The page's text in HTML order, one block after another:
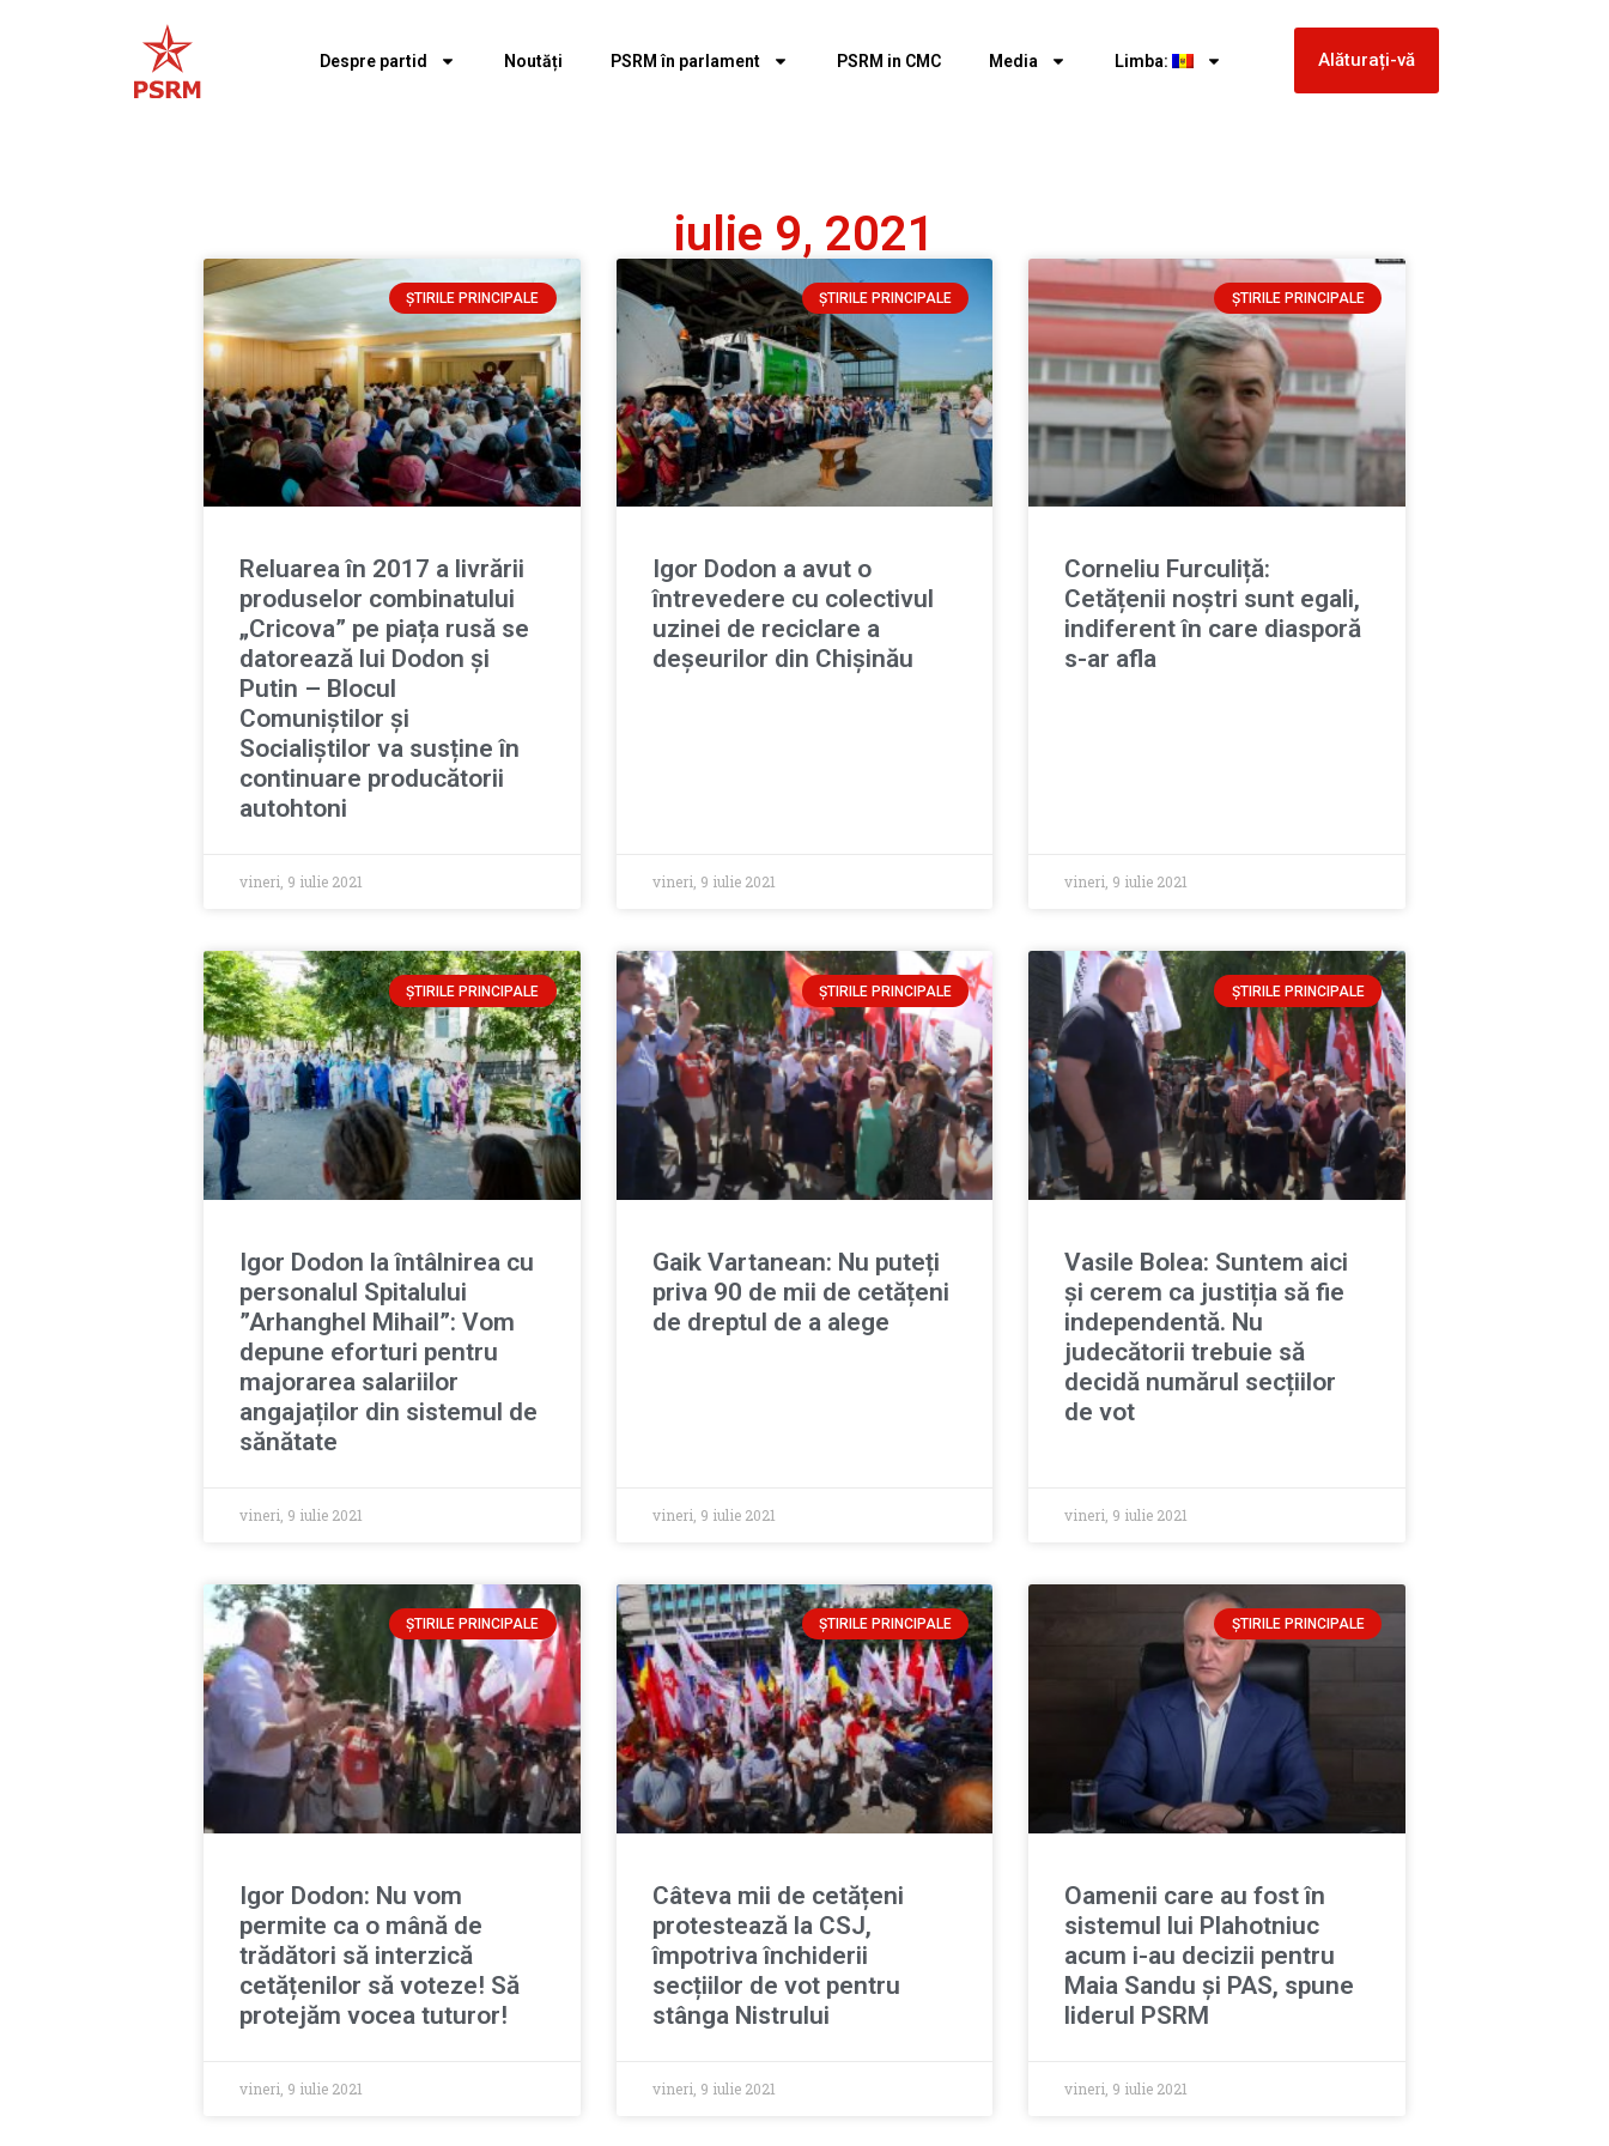
Despre partid Noutăți PSRM în parlament PSRM in CMC Media Limba: Alăturați-vă
iulie 9, 2021
ȘTIRILE PRINCIPALE
Reluarea în 2017 a livrării
produselor combinatului
„Cricova” pe piața rusă se
datorează lui Dodon și
Putin – Blocul
Comuniștilor și
Socialiștilor va susține în
continuare producătorii
autohtoni
vineri, 9 iulie 2021
ȘTIRILE PRINCIPALE
Igor Dodon a avut o
întrevedere cu colectivul
uzinei de reciclare a
deșeurilor din Chișinău
vineri, 9 iulie 2021
ȘTIRILE PRINCIPALE
Corneliu Furculiță:
Cetățenii noștri sunt egali,
indiferent în care diasporă
s-ar afla
vineri, 9 iulie 2021
ȘTIRILE PRINCIPALE
Igor Dodon la întâlnirea cu
personalul Spitalului
”Arhanghel Mihail”: Vom
depune eforturi pentru
majorarea salariilor
angajaților din sistemul de
sănătate
vineri, 9 iulie 2021
ȘTIRILE PRINCIPALE
Gaik Vartanean: Nu puteți
priva 90 de mii de cetățeni
de dreptul de a alege
vineri, 9 iulie 2021
ȘTIRILE PRINCIPALE
Vasile Bolea: Suntem aici
și cerem ca justiția să fie
independentă. Nu
judecătorii trebuie să
decidă numărul secțiilor
de vot
vineri, 9 iulie 2021
ȘTIRILE PRINCIPALE
Igor Dodon: Nu vom
permite ca o mână de
trădători să interzică
cetățenilor să voteze! Să
protejăm vocea tuturor!
vineri, 9 iulie 2021
ȘTIRILE PRINCIPALE
Câteva mii de cetățeni
protestează la CSJ,
împotriva închiderii
secțiilor de vot pentru
stânga Nistrului
vineri, 9 iulie 2021
ȘTIRILE PRINCIPALE
Oamenii care au fost în
sistemul lui Plahotniuc
acum i-au decizii pentru
Maia Sandu și PAS, spune
liderul PSRM
vineri, 9 iulie 2021